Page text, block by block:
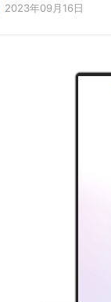
2023年09月16日